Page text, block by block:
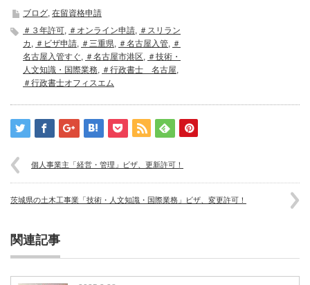
ブログ, 在留資格申請
＃３年許可, ＃オンライン申請, ＃スリラン
カ , ＃ビザ申請, ＃三重県, ＃名古屋入管, ＃
名古屋入管すぐ, ＃名古屋市港区, ＃技術・
人文知識・国際業務, ＃行政書士 名古屋,
＃行政書士オフィスエム
個人事業主「経営・管理」ビザ、更新許可！
茨城県の土木工事業「技術・人文知識・国際業務」ビザ、変更許可！
関連記事